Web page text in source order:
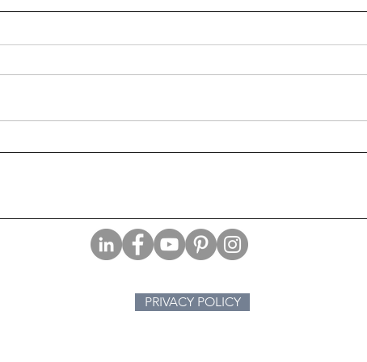
Un sindaco come non lo
La
PRIVACY POLICY